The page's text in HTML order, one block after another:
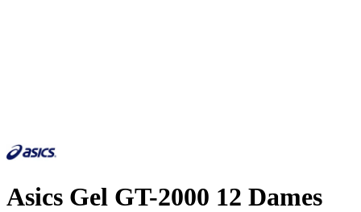
Asics Gel GT-2000 12 Dames